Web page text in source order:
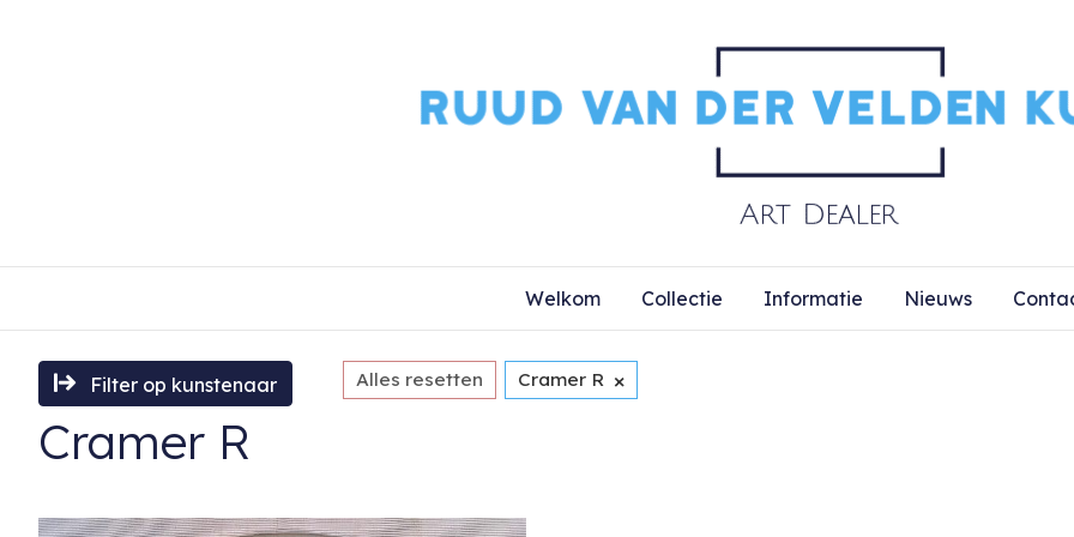
Welkom Collectie Informatie Nieuws
Filter op kunstenaar Alles resetten Cramer R ×
Cramer R